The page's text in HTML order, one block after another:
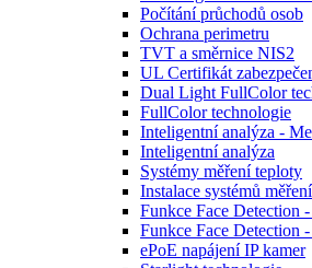
Počítání průchodů osob
Ochrana perimetru
TVT a směrnice NIS2
UL Certifikát
Dual Light FullColor
FullColor technologie
Inteligentní analýza -
Inteligentní analýza
Systémy měření teploty
Instalace systémů
Funkce Face Detection
Funkce Face Detection
ePoE napájení IP kamer